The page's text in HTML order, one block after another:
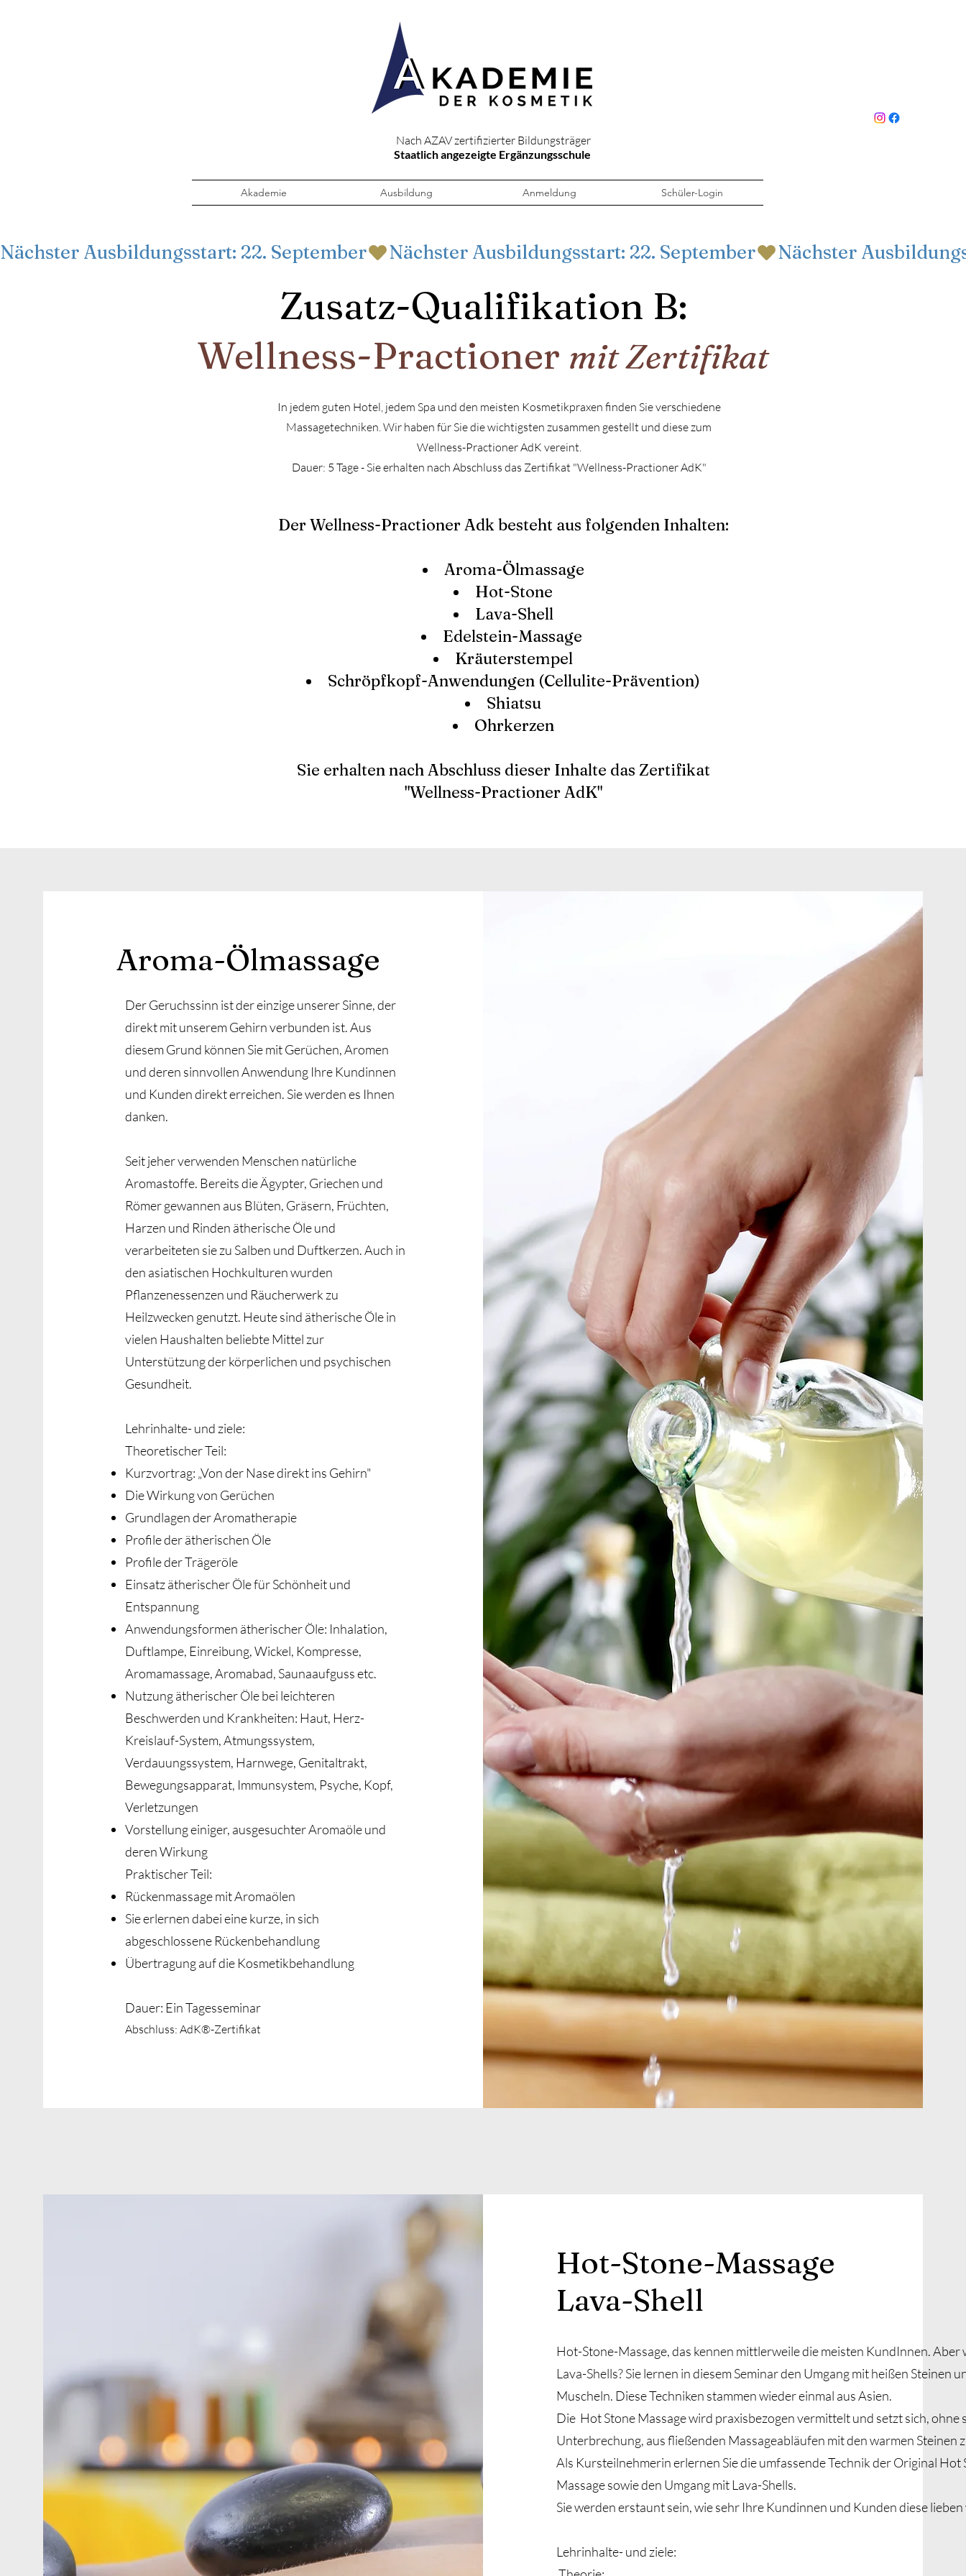
Nach AZAV zertifizierter Bildungsträger
Staatlich angezeigte Ergänzungsschule
Akademie Ausbildung Anmeldung Schüler-Login
Zusatz-Qualifikation B:
Wellness-Practioner mit Zertifikat
In jedem guten Hotel, jedem Spa und den meisten Kosmetikpraxen finden Sie verschiedene
Massagetechniken. Wir haben für Sie die wichtigsten zusammen gestellt und diese zum
Wellness-Practioner AdK vereint.
Dauer: 5 Tage - Sie erhalten nach Abschluss das Zertifikat "Wellness-Practioner AdK"
Der Wellness-Practioner Adk besteht aus folgenden Inhalten:
Aroma-Ölmassage
Hot-Stone
Lava-Shell
Edelstein-Massage
Kräuterstempel
Schröpfkopf-Anwendungen (Cellulite-Prävention)
Shiatsu
Ohrkerzen
Sie erhalten nach Abschluss dieser Inhalte das Zertifikat
"Wellness-Practioner AdK"
Aroma-Ölmassage
Der Geruchssinn ist der einzige unserer Sinne, der
direkt mit unserem Gehirn verbunden ist. Aus
diesem Grund können Sie mit Gerüchen, Aromen
und deren sinnvollen Anwendung Ihre Kundinnen
und Kunden direkt erreichen. Sie werden es Ihnen
danken.
Seit jeher verwenden Menschen natürliche
Aromastoffe. Bereits die Ägypter, Griechen und
Römer gewannen aus Blüten, Gräsern, Früchten,
Harzen und Rinden ätherische Öle und
verarbeiteten sie zu Salben und Duftkerzen. Auch in
den asiatischen Hochkulturen wurden
Pflanzenessenzen und Räucherwerk zu
Heilzwecken genutzt. Heute sind ätherische Öle in
vielen Haushalten beliebte Mittel zur
Unterstützung der körperlichen und psychischen
Gesundheit.
Lehrinhalte- und ziele:
Theoretischer Teil:
Kurzvortrag: „Von der Nase direkt ins Gehirn"
Die Wirkung von Gerüchen
Grundlagen der Aromatherapie
Profile der ätherischen Öle
Profile der Trägeröle
Einsatz ätherischer Öle für Schönheit und
Entspannung
Anwendungsformen ätherischer Öle: Inhalation,
Duftlampe, Einreibung, Wickel, Kompresse,
Aromamassage, Aromabad, Saunaaufguss etc.
Nutzung ätherischer Öle bei leichteren
Beschwerden und Krankheiten: Haut, Herz-
Kreislauf-System, Atmungssystem,
Verdauungssystem, Harnwege, Genitaltrakt,
Bewegungsapparat, Immunsystem, Psyche, Kopf,
Verletzungen
Vorstellung einiger, ausgesuchter Aromaöle und
deren Wirkung
Praktischer Teil:
Rückenmassage mit Aromaölen
Sie erlernen dabei eine kurze, in sich
abgeschlossene Rückenbehandlung
Übertragung auf die Kosmetikbehandlung
Dauer: Ein Tagesseminar
Abschluss: AdK®-Zertifikat
Hot-Stone-Massage
Lava-Shell
Hot-Stone-Massage, das kennen mittlerweile die meisten KundInnen. Aber
Lava-Shells? Sie lernen in diesem Seminar den Umgang mit heißen Steinen
Muscheln. Diese Techniken stammen wieder einmal aus Asien.
Die Hot Stone Massage wird praxisbezogen vermittelt und setzt sich, ohne
Unterbrechung, aus fließenden Massageabläufen mit den warmen Steinen
Als Kursteilnehmerin erlernen Sie die umfassende Technik der Original Hot
Massage sowie den Umgang mit Lava-Shells.
Sie werden erstaunt sein, wie sehr Ihre Kundinnen und Kunden diese
Lehrinhalte- und ziele:
Nächster Ausbildungsstart: 22. September